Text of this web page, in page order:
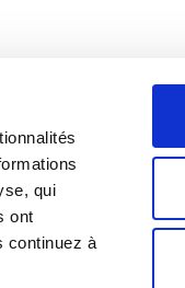
qui
ont
continuez à